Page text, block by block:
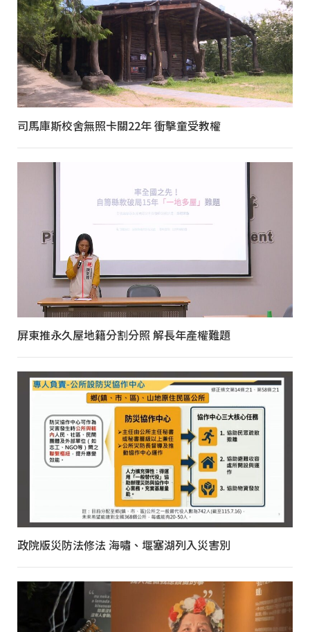
司馬庫斯校舍無照卡關22年 衝擊童受教權
屏東推永久屋地籍分割分照 解長年產權難題
政院版災防法修法 海嘯、堰塞湖列入災害別